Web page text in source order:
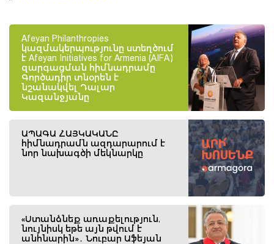
Afeyan Philanthropies
կազմակերպությունը ստեղծում
է Afeyan Initiatives for Armenia (AIFA)
զարգացման հիմնադրամը
Գործադիր տնօրեն է
նշանակվել Դալար
Կազանջյանը
ԱՊԱԳԱ ՀԱՅԿԱԿԱՆԸ
հիմնադրամն ազդարարում է
նոր նախագծի մեկնարկը
«Ստանձնեք առաքելություն,
նույնիսկ եթե այն թվում է
անհնարին»․ Նուբար Աֆեյան